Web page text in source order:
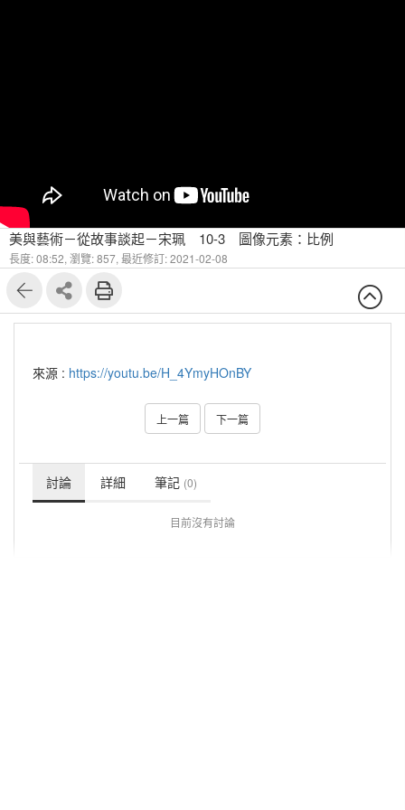
美與藝術－從故事談起－宋珮 10-3 圖像元素：比例
長度: 08:52, 瀏覽: 857, 最近修訂: 2021-02-08
來源 : https://youtu.be/H_4YmyHOnBY
上一篇 下一篇
討論 詳細 筆記 (0)
目前沒有討論